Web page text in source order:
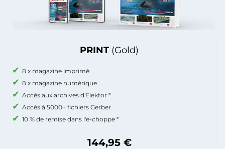
PRINT (Gold)
8 x magazine imprimé
8 x magazine numérique
Accès aux archives d'Elektor *
Accès à 5000+ fichiers Gerber
10 % de remise dans l'e-choppe *
144,95 €